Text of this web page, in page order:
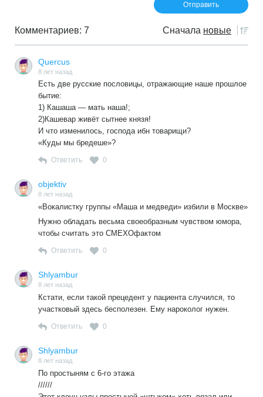
Комментариев: 7 Сначала новые
Quercus
8 лет назад
Есть две русские пословицы, отражающие наше прошлое
бытие:
1) Кашаша — мать наша!;
2)Кашевар живёт сытнее князя!
И что изменилось, господа ибн товарищи?
«Куды мы бредеше»?
Ответить 0
objektiv
8 лет назад
«Вокалистку группы «Маша и медведи» избили в Москве»
Нужно обладать весьма своеобразным чувством юмора,
чтобы считать это СМЕХОфактом
Ответить 0
Shlyambur
8 лет назад
Кстати, если такой прецедент у пациента случился, то
участковый здесь бесполезен. Ему нароколог нужен.
Ответить 0
Shlyambur
8 лет назад
По простыням с 6-го этажа
//////